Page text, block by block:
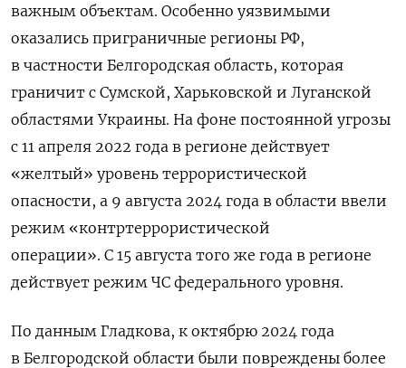
важным объектам. Особенно уязвимыми
оказались приграничные регионы РФ,
в частности Белгородская область, которая
граничит с Сумской, Харьковской и Луганской
областями Украины. На фоне постоянной угрозы
с 11 апреля 2022 года в регионе действует
«желтый» уровень террористической
опасности, а 9 августа 2024 года в области ввели
режим «контртеррористической
операции». С 15 августа того же года в регионе
действует режим ЧС федерального уровня.
По данным Гладкова, к октябрю 2024 года
в Белгородской области были повреждены более